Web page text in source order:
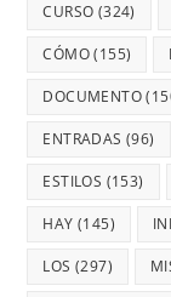
CURSO (324)
CÓMO(155)
DOCUMENTO
ENTRADAS (96)
ESTILOS (153)
HAY (145)
LOS (297)